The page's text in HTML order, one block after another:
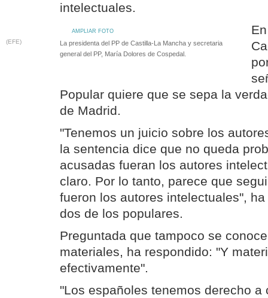
intelectuales.
AMPLIAR FOTO
(EFE)
La presidenta del PP de Castilla-La Mancha y secretaria
general del PP, María Dolores de Cospedal.
Popular quiere que se sepa la
de Madrid.
"Tenemos un juicio sobre los
la sentencia dice que no queda
acusadas fueran los autores
claro. Por lo tanto, parece que
fueron los autores intelectuales",
dos de los populares.
Preguntada que tampoco se
materiales, ha respondido: "Y
efectivamente".
"Los españoles tenemos derecho a